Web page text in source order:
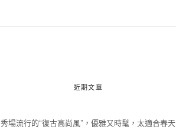
近期文章
秀場流行的“復古高尚風”，優雅又時髦，太適合春天